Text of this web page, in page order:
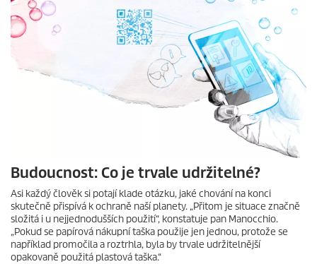
Budoucnost: Co je trvale udržitelné?
Asi každý člověk si potají klade otázku, jaké chování na konci
skutečně přispívá k ochraně naší planety. „Přitom je situace značně
složitá i u nejjednodušších použití“, konstatuje pan Manocchio.
„Pokud se papírová nákupní taška použije jen jednou, protože se
například promočila a roztrhla, byla by trvale udržitelnější
opakovaně použitá plastová taška.“